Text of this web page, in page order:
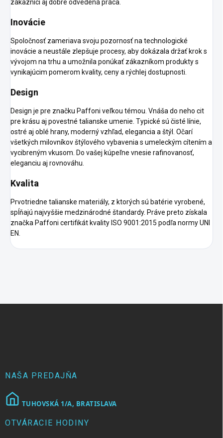
zákazníci aj dobre odvedená práca.
Inovácie
Spoločnosť zameriava svoju pozornosť na technologické
inovácie a neustále zlepšuje procesy, aby dokázala držať krok s
vývojom na trhu a umožnila ponúkať zákazníkom produkty s
vynikajúcim pomerom kvality, ceny a rýchlej dostupnosti.
Design
Design je pre značku Paffoni veľkou témou. Vnáša do neho cit
pre krásu aj povestné talianske umenie. Typické sú čisté línie,
ostré aj oblé hrany, moderný vzhľad, elegancia a štýl. Očarí
všetkých milovníkov štýlového vybavenia s umeleckým cítením a
vycibreným vkusom. Do vašej kúpeľne vnesie rafinovanosť,
eleganciu aj rovnováhu.
Kvalita
Prvotriedne talianske materiály, z ktorých sú batérie vyrobené,
spĺňajú najvyššie medzinárodné štandardy. Práve preto získala
značka Paffoni certifikát kvality ISO 9001:2015 podľa normy UNI
EN.
NAŠA PREDAJŇA
TUHOVSKÁ 1/A, BRATISLAVA
OTVÁRACIE HODINY